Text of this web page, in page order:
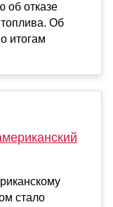
об отказе
Об
итогам
стало